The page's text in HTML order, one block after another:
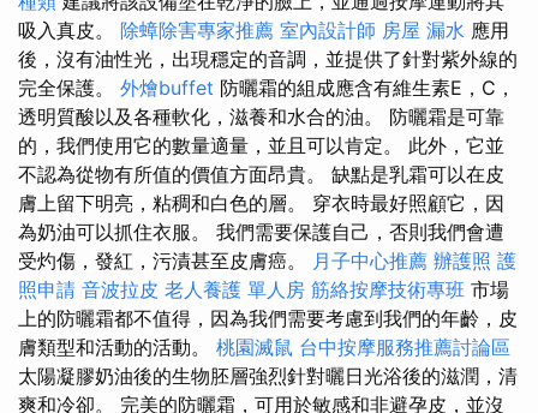
吸入真皮。 除蟑除害專家推薦 室內設計師 房屋 漏水 應用
後，沒有油性光，出現穩定的音調，並提供了針對紫外線的
完全保護。 外燴buffet 防曬霜的組成應含有維生素E，C，
透明質酸以及各種軟化，滋養和水合的油。 防曬霜是可靠
的，我們使用它的數量適量，並且可以肯定。 此外，它並
不認為從物有所值的價值方面昂貴。 缺點是乳霜可以在皮
膚上留下明亮，粘稠和白色的層。 穿衣時最好照顧它，因
為奶油可以抓住衣服。 我們需要保護自己，否則我們會遭
受灼傷，發紅，污漬甚至皮膚癌。 月子中心推薦 辦護照 護
照申請 音波拉皮 老人養護 單人房 筋絡按摩技術專班 市場
上的防曬霜都不值得，因為我們需要考慮到我們的年齡，皮
膚類型和活動的活動。 桃園滅鼠 台中按摩服務推薦討論區
太陽凝膠奶油後的生物胚層強烈針對曬日光浴後的滋潤，清
爽和冷卻。 完美的防曬霜，可用於敏感和非避孕皮，並沒